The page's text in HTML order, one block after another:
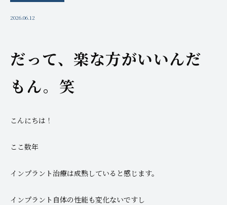
2026.06.12
だって、楽な方がいいんだ
もん。笑
こんにちは！
ここ数年
インプラント治療は成熟していると感じます。
インプラント自体の性能も変化ないですし